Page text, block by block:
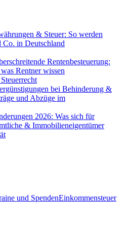
& Steuer: So werden
in Deutschland
Rentenbesteuerung:
Rentner wissen
bei Behinderung &
und Abzüge im
2026: Was sich für
& Immobilieneigentümer
und SpendenEinkommensteuer